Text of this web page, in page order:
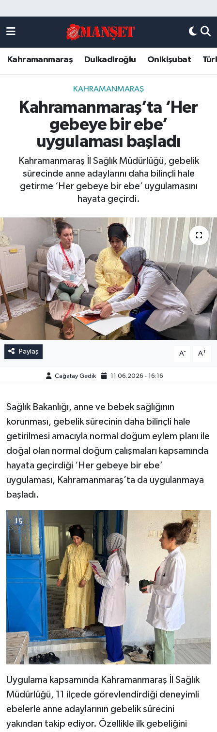
Kahramanmaraş Dulkadiroğlu Onikişubat
KAHRAMANMARAŞ
Kahramanmaraş’ta ‘Her
gebeye bir ebe’
uygulaması başladı
Kahramanmaraş İl Sağlık Müdürlüğü, gebelik
sürecinde anne adaylarını daha bilinçli hale
getirme ‘Her gebeye bir ebe’ uygulamasını
hayata geçirdi.
Paylaş A- A+
Çağatay Gedik 11.06.2026 - 16:16
Sağlık Bakanlığı, anne ve bebek sağlığının
korunması, gebelik sürecinin daha bilinçli hale
getirilmesi amacıyla normal doğum eylem planı ile
doğal olan normal doğum çalışmaları kapsamında
hayata geçirdiği ‘Her gebeye bir ebe’
uygulaması, Kahramanmaraş’ta da uygulanmaya
başladı.
Uygulama kapsamında Kahramanmaraş İl Sağlık
Müdürlüğü, 11 ilçede görevlendirdiği deneyimli
ebelerle anne adaylarının gebelik sürecini
yakından takip ediyor. Özellikle ilk gebeliğini
DULKADİROĞLU
KAHRAMANMARAŞ
ONİKİŞUBAT
ÖZEL HABER
Künye
Kahramanmaraş Nöbetçi Eczaneler
Kahramanmaraş Hava Durumu
Kahramanmaraş Trafik Yoğunluk Haritası
Süper Lig Puan Durumu ve Fikstür
Tüm Manşetler
Son Dakika Haberleri
Haber Arşivi